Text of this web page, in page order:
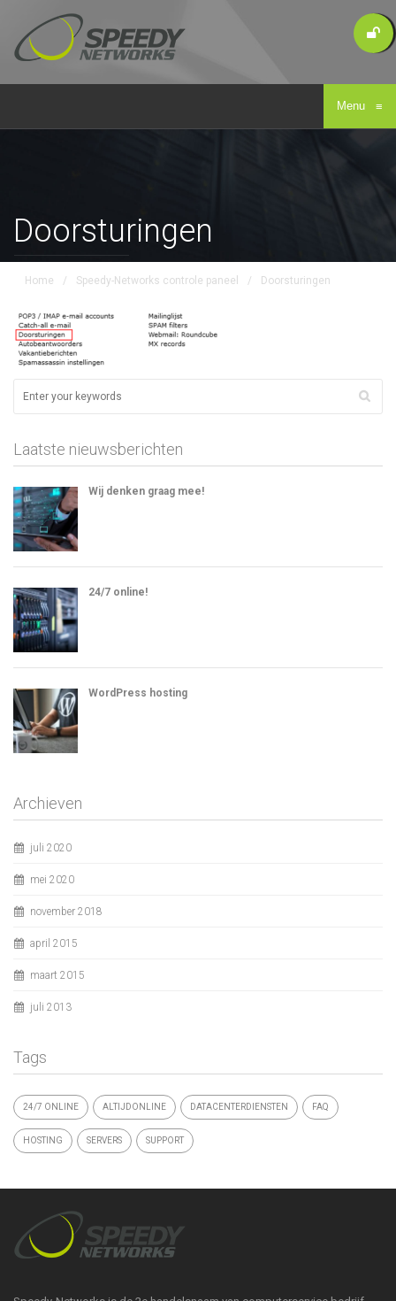
Menu ≡
Doorsturingen
Home / Speedy-Networks controle paneel / Doorsturingen
Laatste nieuwsberichten
Wij denken graag mee!
24/7 online!
WordPress hosting
Archieven
juli 2020
mei 2020
november 2018
april 2015
maart 2015
juli 2013
Tags
24/7 ONLINE ALTIJDONLINE DATACENTERDIENSTEN FAQ
HOSTING SERVERS SUPPORT